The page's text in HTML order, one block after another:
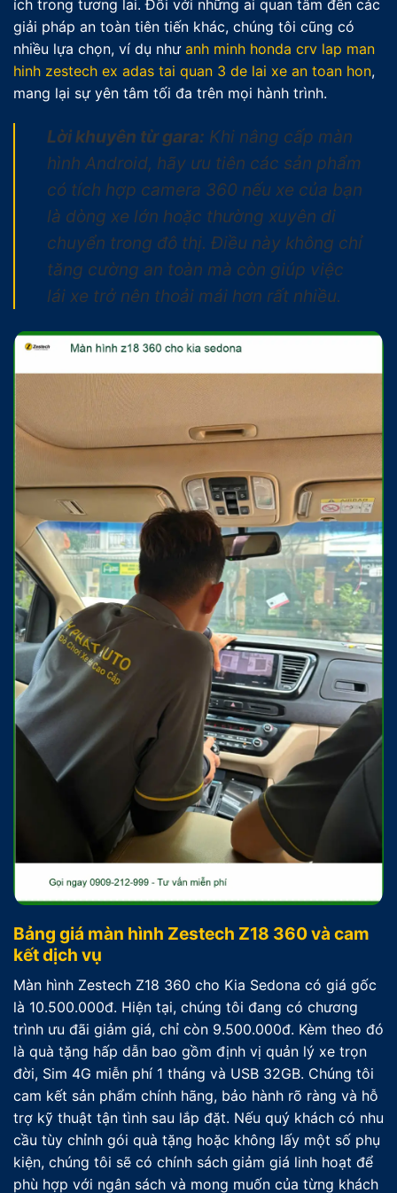
ích trong tương lai. Đối với những ai quan tâm đến các
giải pháp an toàn tiên tiến khác, chúng tôi cũng có
nhiều lựa chọn, ví dụ như anh minh honda crv lap man
hinh zestech ex adas tai quan 3 de lai xe an toan hon,
mang lại sự yên tâm tối đa trên mọi hành trình.
Lời khuyên từ gara: Khi nâng cấp màn
hình Android, hãy ưu tiên các sản phẩm
có tích hợp camera 360 nếu xe của bạn
là dòng xe lớn hoặc thường xuyên di
chuyển trong đô thị. Điều này không chỉ
tăng cường an toàn mà còn giúp việc
lái xe trở nên thoải mái hơn rất nhiều.
Bảng giá màn hình Zestech Z18 360 và cam
kết dịch vụ
Màn hình Zestech Z18 360 cho Kia Sedona có giá gốc
là 10.500.000đ. Hiện tại, chúng tôi đang có chương
trình ưu đãi giảm giá, chỉ còn 9.500.000đ. Kèm theo đó
là quà tặng hấp dẫn bao gồm định vị quản lý xe trọn
đời, Sim 4G miễn phí 1 tháng và USB 32GB. Chúng tôi
cam kết sản phẩm chính hãng, bảo hành rõ ràng và hỗ
trợ kỹ thuật tận tình sau lắp đặt. Nếu quý khách có nhu
cầu tùy chỉnh gói quà tặng hoặc không lấy một số phụ
kiện, chúng tôi sẽ có chính sách giảm giá linh hoạt để
phù hợp với ngân sách và mong muốn của từng khách